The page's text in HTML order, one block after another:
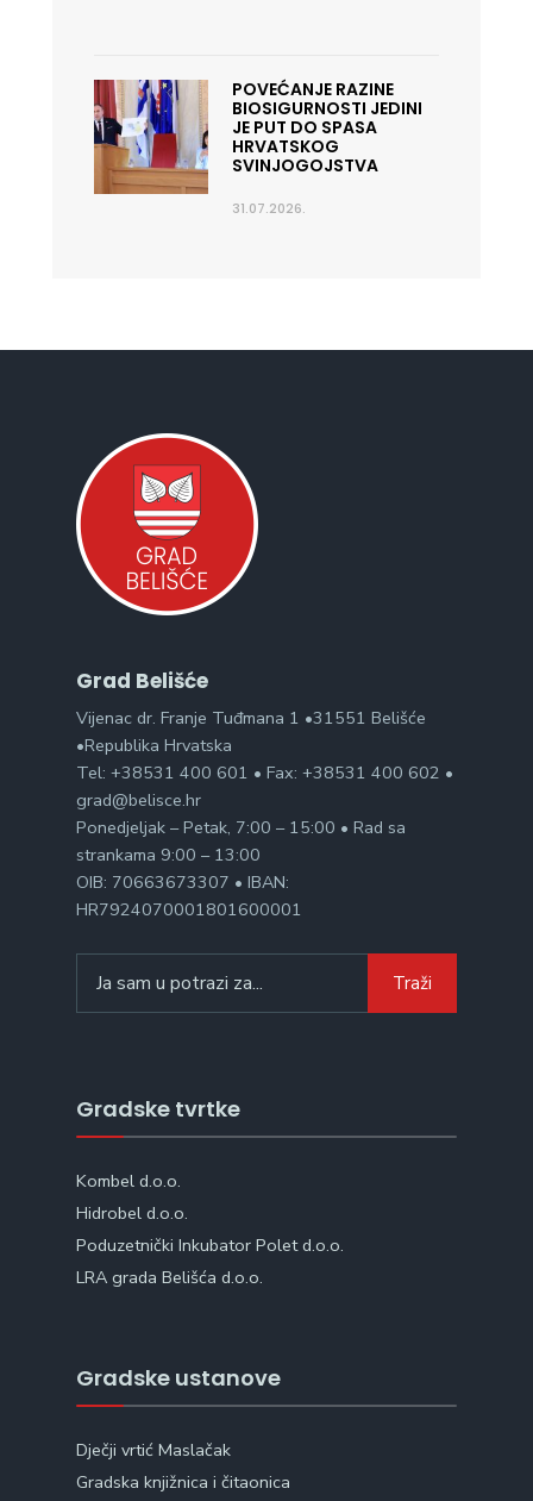
POVEĆANJE RAZINE
BIOSIGURNOSTI JEDINI
JE PUT DO SPASA
HRVATSKOG
SVINJOGOJSTVA
31.07.2026.
Grad Belišće
Vijenac dr. Franje Tuđmana 1 •31551 Belišće
•Republika Hrvatska
Tel: +38531 400 601 • Fax: +38531 400 602 •
grad@belisce.hr
Ponedjeljak – Petak, 7:00 – 15:00 • Rad sa
strankama 9:00 – 13:00
OIB: 70663673307 • IBAN:
HR7924070001801600001
for:
Traži
Gradske tvrtke
Kombel d.o.o.
Hidrobel d.o.o.
Poduzetnički Inkubator Polet d.o.o.
LRA grada Belišća d.o.o.
Gradske ustanove
Dječji vrtić Maslačak
Gradska knjižnica i čitaonica